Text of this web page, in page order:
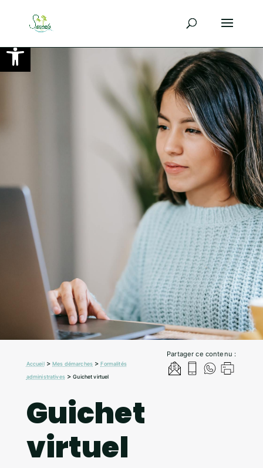
Ouvrir la barre d’outils
Partager ce contenu :
Accueil>Mes démarches >Formalités
administratives>Guichet virtuel
Guichet
virtuel